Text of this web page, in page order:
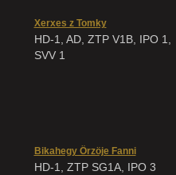
Xerxes z Tomky
HD-1, AD, ZTP V1B, IPO 1,
SVV 1
Bikahegy Örzöje Fanni
HD-1, ZTP SG1A, IPO 3